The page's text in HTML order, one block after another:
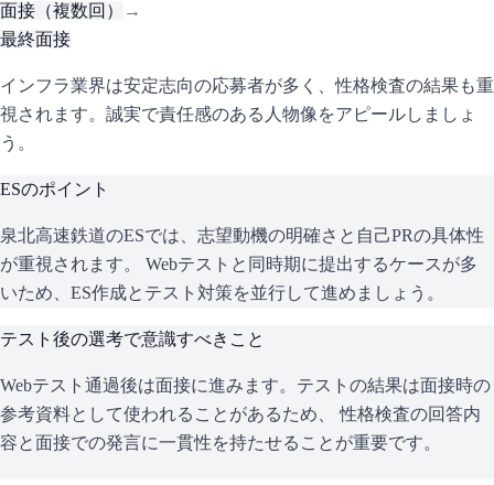
面接（複数回）
→
最終面接
インフラ業界は安定志向の応募者が多く、性格検査の結果も重
視されます。誠実で責任感のある人物像をアピールしましょ
う。
ESのポイント
泉北高速鉄道のESでは、志望動機の明確さと自己PRの具体性
が重視されます。 Webテストと同時期に提出するケースが多
いため、ES作成とテスト対策を並行して進めましょう。
テスト後の選考で意識すべきこと
Webテスト通過後は面接に進みます。テストの結果は面接時の
参考資料として使われることがあるため、 性格検査の回答内
容と面接での発言に一貫性を持たせることが重要です。